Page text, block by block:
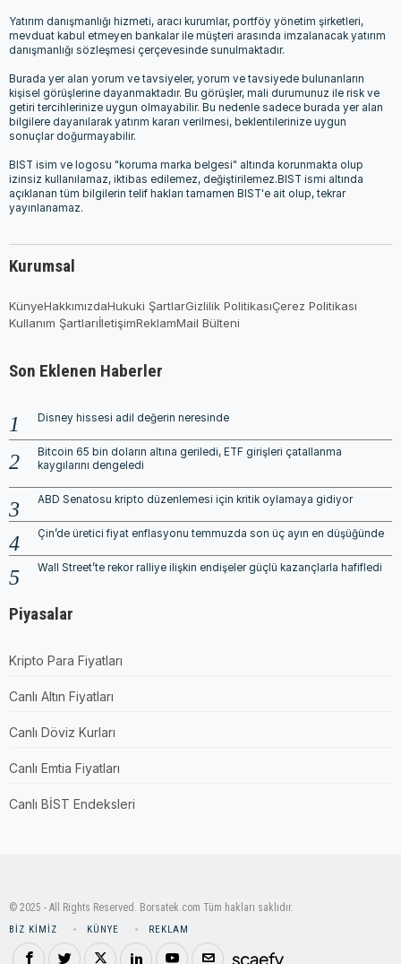
Yatırım danışmanlığı hizmeti, aracı kurumlar, portföy yönetim şirketleri,
mevduat kabul etmeyen bankalar ile müşteri arasında imzalanacak yatırım
danışmanlığı sözleşmesi çerçevesinde sunulmaktadır.
Burada yer alan yorum ve tavsiyeler, yorum ve tavsiyede bulunanların
kişisel görüşlerine dayanmaktadır. Bu görüşler, mali durumunuz ile risk ve
getiri tercihlerinize uygun olmayabilir. Bu nedenle sadece burada yer alan
bilgilere dayanılarak yatırım kararı verilmesi, beklentilerinize uygun
sonuçlar doğurmayabilir.
BIST isim ve logosu "koruma marka belgesi" altında korunmakta olup
izinsiz kullanılamaz, iktibas edilemez, değiştirilemez.BIST ismi altında
açıklanan tüm bilgilerin telif hakları tamamen BIST'e ait olup, tekrar
yayınlanamaz.
Kurumsal
KünyeHakkımızdaHukuki ŞartlarGizlilik PolitikasıÇerez Politikası
Kullanım ŞartlarıİletişimReklamMail Bülteni
Son Eklenen Haberler
Disney hissesi adil değerin neresinde
Bitcoin 65 bin doların altına geriledi, ETF girişleri çatallanma
kaygılarını dengeledi
ABD Senatosu kripto düzenlemesi için kritik oylamaya gidiyor
Çin’de üretici fiyat enflasyonu temmuzda son üç ayın en düşüğünde
Wall Street’te rekor ralliye ilişkin endişeler güçlü kazançlarla hafifledi
Piyasalar
Kripto Para Fiyatları
Canlı Altın Fiyatları
Canlı Döviz Kurları
Canlı Emtia Fiyatları
Canlı BİST Endeksleri
© 2025 - All Rights Reserved. Borsatek.com Tüm hakları saklıdır.
BIZ KIMIZ KÜNYE REKLAM